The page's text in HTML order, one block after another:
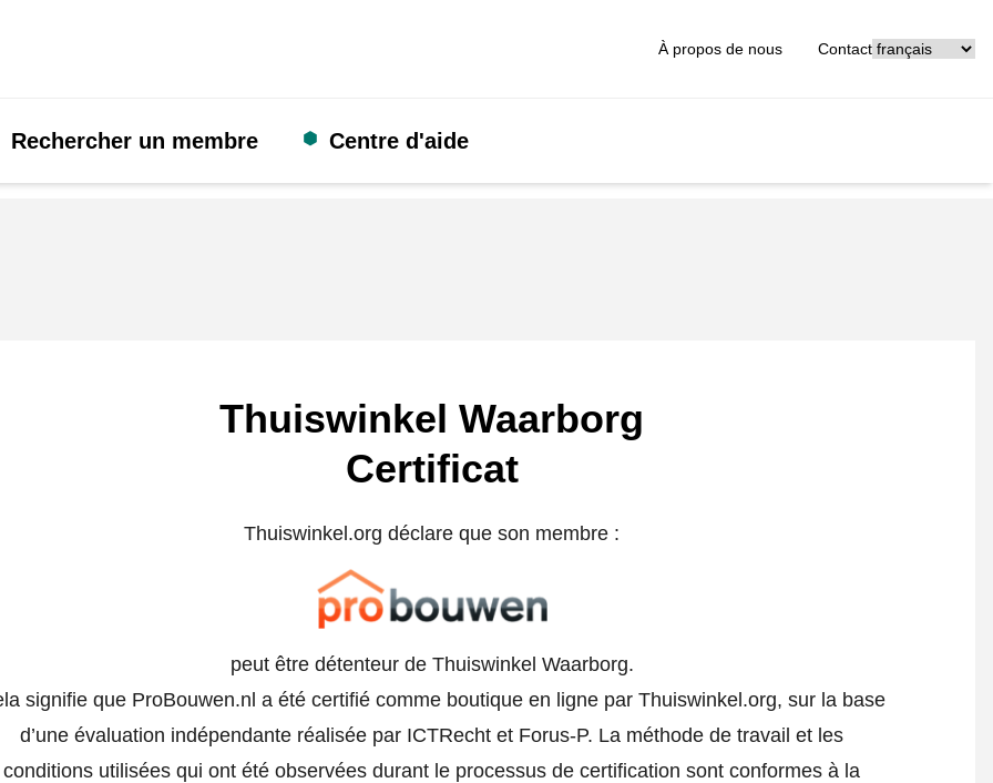
À propos de nous Contact
Rechercher un membre Centre d'aide
Thuiswinkel Waarborg
Certificat
Thuiswinkel.org déclare que son membre :
peut être détenteur de Thuiswinkel Waarborg.
signifie que ProBouwen.nl a été certifié comme boutique en ligne par Thuiswinkel.org, sur la base
d’une évaluation indépendante réalisée par ICTRecht et Forus-P. La méthode de travail et les
conditions utilisées qui ont été observées durant le processus de certification sont conformes à la